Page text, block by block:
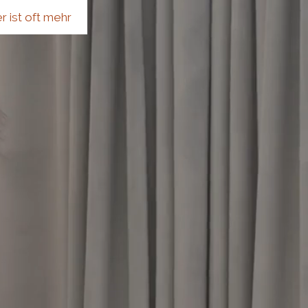
ist oft mehr